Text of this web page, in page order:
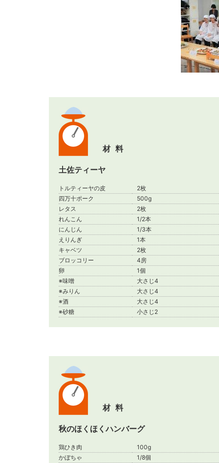
材料
土佐ティーヤ
トルティーヤの皮
2枚
四万十ポーク
500g
レタス
2枚
れんこん
1/2本
にんじん
1/3本
えりんぎ
1本
キャベツ
2枚
ブロッコリー
4房
卵
1個
※味噌
大さじ4
※みりん
大さじ4
※酒
大さじ4
※砂糖
小さじ2
材料
秋のほくほくハンバーグ
鶏ひき肉
100g
かぼちゃ
1/8個